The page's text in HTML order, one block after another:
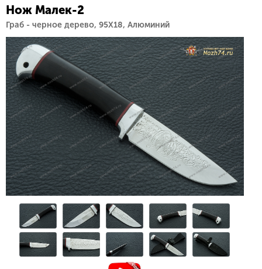
Нож Малек-2
Граб - черное дерево, 95Х18, Алюминий